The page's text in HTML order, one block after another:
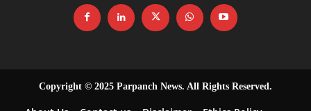
Copyright © 2025 Parpanch News. All Rights Reserved.